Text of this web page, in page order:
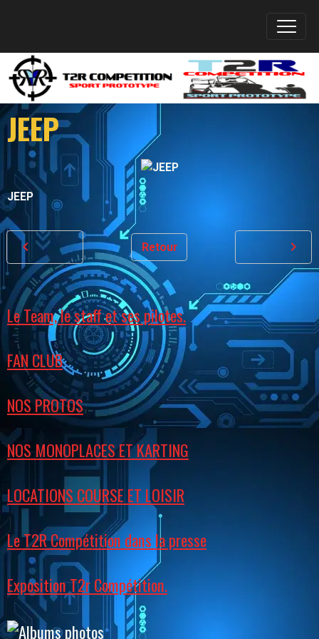
JEEP
JEEP
Retour
Le Team, le staff et ses pilotes.
FAN CLUB
NOS PROTOS
NOS MONOPLACES ET KARTING
LOCATIONS COURSE ET LOISIR
Le T2R Compétition dans la presse
Exposition T2r Compétition.